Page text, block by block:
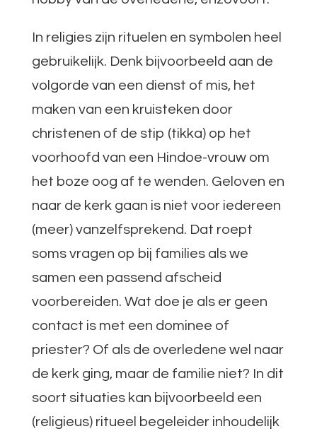
In religies zijn rituelen en symbolen heel
gebruikelijk. Denk bijvoorbeeld aan de
volgorde van een dienst of mis, het
maken van een kruisteken door
christenen of de stip (tikka) op het
voorhoofd van een Hindoe-vrouw om
het boze oog af te wenden. Geloven en
naar de kerk gaan is niet voor iedereen
(meer) vanzelfsprekend. Dat roept
soms vragen op bij families als we
samen een passend afscheid
voorbereiden. Wat doe je als er geen
contact is met een dominee of
priester? Of als de overledene wel naar
de kerk ging, maar de familie niet? In dit
soort situaties kan bijvoorbeeld een
(religieus) ritueel begeleider inhoudelijk